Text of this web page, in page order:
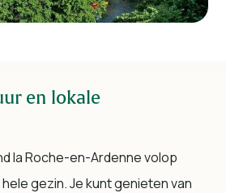
en lokale
la Roche-en-Ardenne volop
gezin. Je kunt genieten van